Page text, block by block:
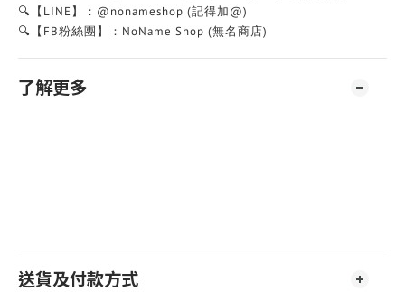
🔍【LINE】：@nonameshop (記得加@)
🔍【FB粉絲團】：NoName Shop (無名商店)
了解更多
送貨及付款方式